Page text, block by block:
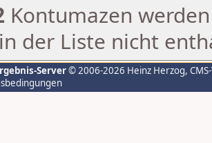
Kontumazen
der Liste nicht
Server© 2006-2026 Heinz Herzog,